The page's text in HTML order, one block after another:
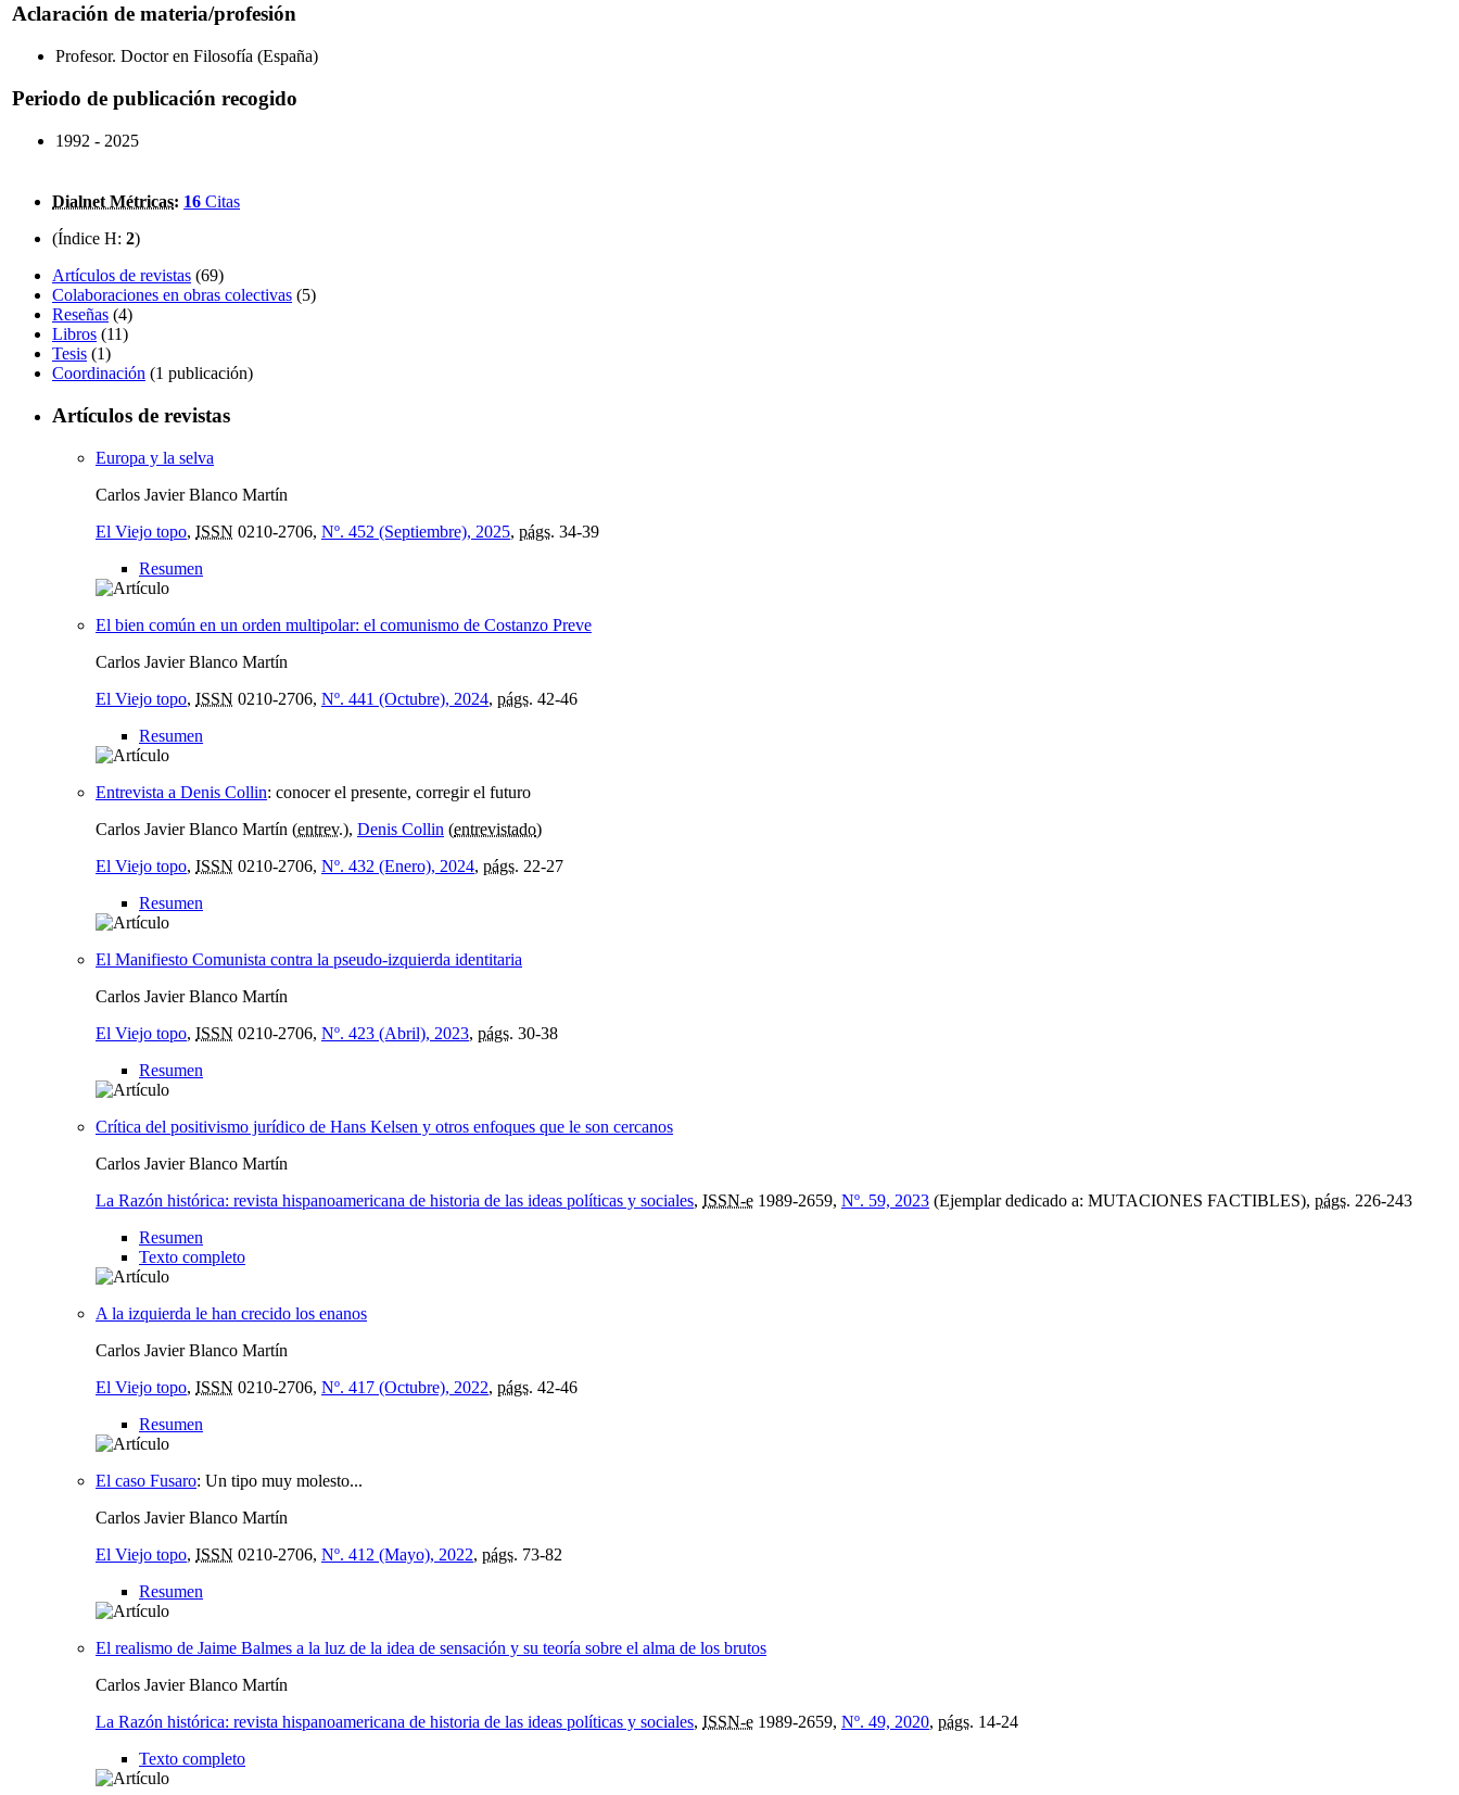
Aclaración de materia/profesión
Profesor. Doctor en Filosofía (España)
Periodo de publicación recogido
1992 - 2025
Dialnet Métricas: 16 Citas
(Índice H: 2)
Artículos de revistas (69)
Colaboraciones en obras colectivas (5)
Reseñas (4)
Libros (11)
Tesis (1)
Coordinación (1 publicación)
Artículos de revistas
Europa y la selva
Carlos Javier Blanco Martín
El Viejo topo, ISSN 0210-2706, Nº. 452 (Septiembre), 2025, págs. 34-39
Resumen
El bien común en un orden multipolar: el comunismo de Costanzo Preve
Carlos Javier Blanco Martín
El Viejo topo, ISSN 0210-2706, Nº. 441 (Octubre), 2024, págs. 42-46
Resumen
Entrevista a Denis Collin: conocer el presente, corregir el futuro
Carlos Javier Blanco Martín (entrev.), Denis Collin (entrevistado)
El Viejo topo, ISSN 0210-2706, Nº. 432 (Enero), 2024, págs. 22-27
Resumen
El Manifiesto Comunista contra la pseudo-izquierda identitaria
Carlos Javier Blanco Martín
El Viejo topo, ISSN 0210-2706, Nº. 423 (Abril), 2023, págs. 30-38
Resumen
Crítica del positivismo jurídico de Hans Kelsen y otros enfoques que le son cercanos
Carlos Javier Blanco Martín
La Razón histórica: revista hispanoamericana de historia de las ideas políticas y sociales, ISSN-e 1989-2659, Nº. 59, 2023 (Ejemplar dedicado a: MUTACIONES FACTIBLES), págs. 226-243
Resumen
Texto completo
A la izquierda le han crecido los enanos
Carlos Javier Blanco Martín
El Viejo topo, ISSN 0210-2706, Nº. 417 (Octubre), 2022, págs. 42-46
Resumen
El caso Fusaro: Un tipo muy molesto...
Carlos Javier Blanco Martín
El Viejo topo, ISSN 0210-2706, Nº. 412 (Mayo), 2022, págs. 73-82
Resumen
El realismo de Jaime Balmes a la luz de la idea de sensación y su teoría sobre el alma de los brutos
Carlos Javier Blanco Martín
La Razón histórica: revista hispanoamericana de historia de las ideas políticas y sociales, ISSN-e 1989-2659, Nº. 49, 2020, págs. 14-24
Texto completo